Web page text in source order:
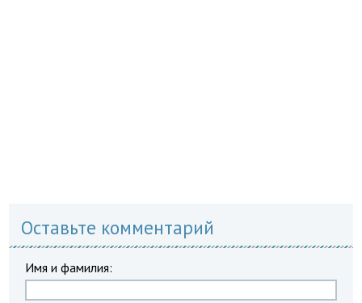
Оставьте комментарий
Имя и фамилия: